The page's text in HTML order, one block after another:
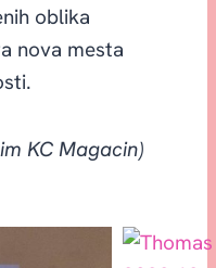
oblika
nova mesta
KC Magacin)